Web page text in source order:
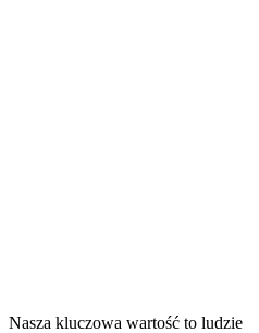
Nasza kluczowa wartość to ludzie